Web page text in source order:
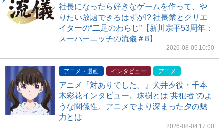
社長になったら好きなゲームを作って、や
りたい放題できるはずが!? 社長業とクリエ
イターの“二足のわらじ”【新川宗平53周年：
スーパーニッチの流儀＃8】
2026-08-05 10:50
アニメ・漫画 インタビュー アニメ
アニメ『対ありでした。』犬井夕役・千本
木彩花インタビュー。珠樹とは”共犯者”のよ
うな関係性。アニメでより深まった夕の魅
力とは
2026-08-04 17:00